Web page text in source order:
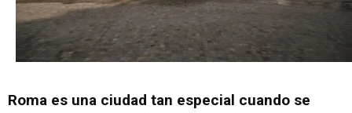
Roma es una ciudad tan especial cuando se